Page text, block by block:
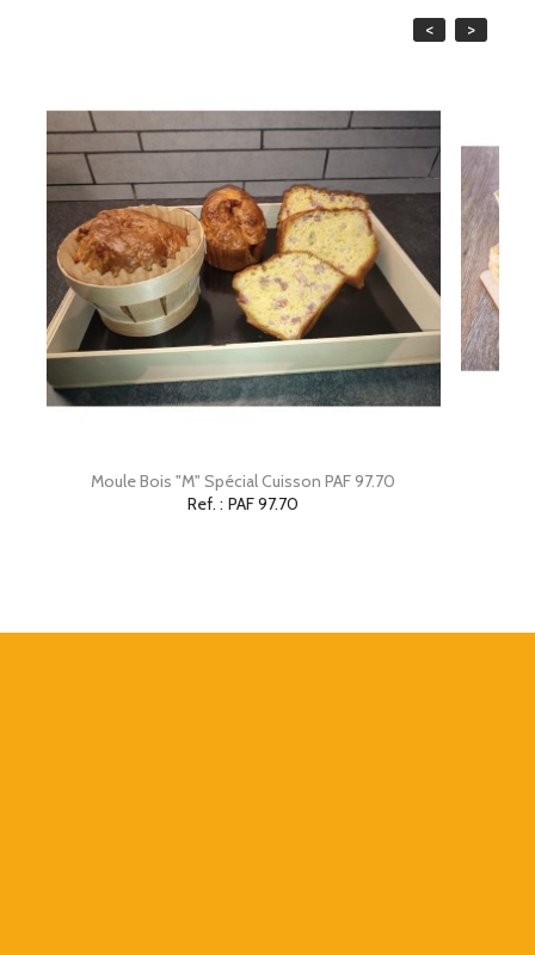
<
Moule Bois "M" Spécial Cuisson PAF 97.70
Ref. : PAF 97.70
>